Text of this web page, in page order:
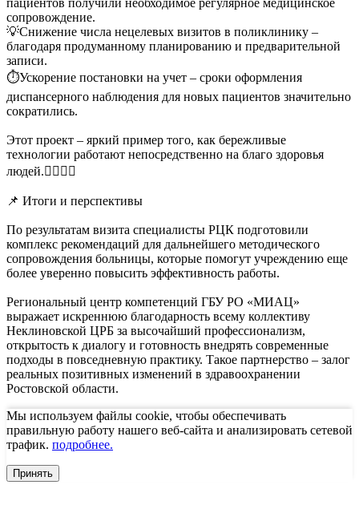
сопровождение.
💡Снижение числа нецелевых визитов в поликлинику –
благодаря продуманному планированию и предварительной
записи.
⏱️Ускорение постановки на учет – сроки оформления
диспансерного наблюдения для новых пациентов значительно
сократились.
Этот проект – яркий пример того, как бережливые
технологии работают непосредственно на благо здоровья
людей.👩‍⚕️👨‍⚕️
📌 Итоги и перспективы
По результатам визита специалисты РЦК подготовили
комплекс рекомендаций для дальнейшего методического
сопровождения больницы, которые помогут учреждению еще
более уверенно повысить эффективность работы.
Региональный центр компетенций ГБУ РО «МИАЦ»
выражает искреннюю благодарность всему коллективу
Неклиновской ЦРБ за высочайший профессионализм,
открытость к диалогу и готовность внедрять современные
подходы в повседневную практику. Такое партнерство – залог
реальных позитивных изменений в здравоохранении
Ростовской области.
Мы используем файлы cookie, чтобы обеспечивать
правильную работу нашего веб-сайта и анализировать сетевой
трафик. подробнее.
Принять